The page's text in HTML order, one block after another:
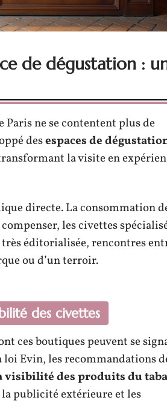
de dégustation :
Paris ne se contentent plus de
desespaces de
la visite en
directe. La consommation
les civettes
éditorialisée, rencontres
ou d’un terroir.
des civettes
ces boutiques peuvent se
loi Evin, les recommandations
des produits du
publicité extérieure et les